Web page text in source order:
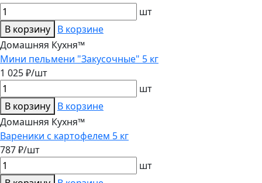
шт
В корзину В корзине
Домашняя Кухня™
Мини пельмени "Закусочные" 5 кг
1 025 ₽/шт
шт
В корзину В корзине
Домашняя Кухня™
Вареники с картофелем 5 кг
787 ₽/шт
шт